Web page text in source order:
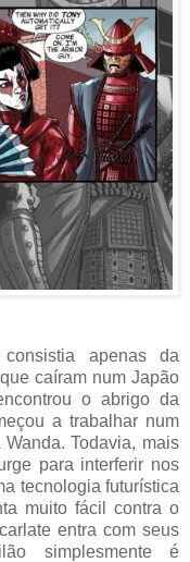
apenas da
caíram num Japão
o abrigo da
a trabalhar num
Todavia, mais
para interferir nos
tecnologia futurística
muito fácil contra o
entra com seus
simplesmente é